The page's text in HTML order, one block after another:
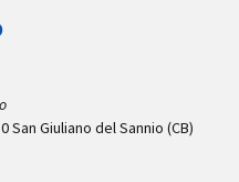
San Giuliano del Sannio (CB)